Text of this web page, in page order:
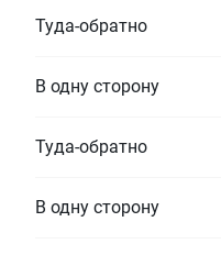
Туда-обратно
В одну сторону
Туда-обратно
В одну сторону